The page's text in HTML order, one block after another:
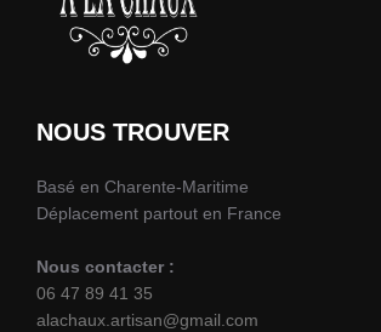
NOUS TROUVER
Basé en Charente-Maritime
Déplacement partout en France
Nous contacter :
06 47 89 41 35
alachaux.artisan@gmail.com